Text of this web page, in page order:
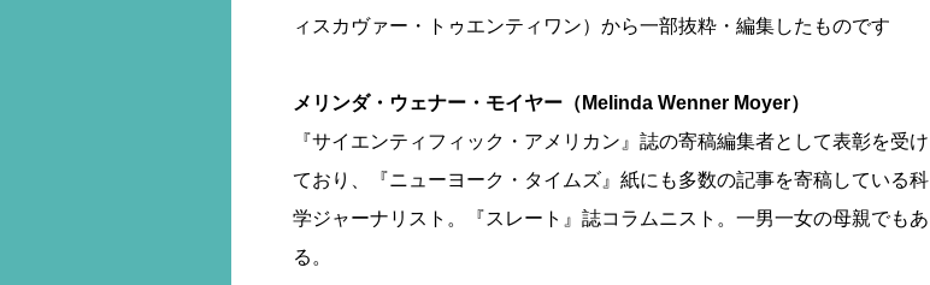
ィスカヴァー・トゥエンティワン）から一部抜粋・編集したものです
メリンダ・ウェナー・モイヤー（Melinda Wenner Moyer）
『サイエンティフィック・アメリカン』誌の寄稿編集者として表彰を受け
ており、『ニューヨーク・タイムズ』紙にも多数の記事を寄稿している科
学ジャーナリスト。『スレート』誌コラムニスト。一男一女の母親でもあ
る。